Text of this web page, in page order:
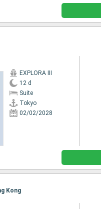
EXPLORA III
12 d
Suite
Tokyo
02/02/2028
Kong